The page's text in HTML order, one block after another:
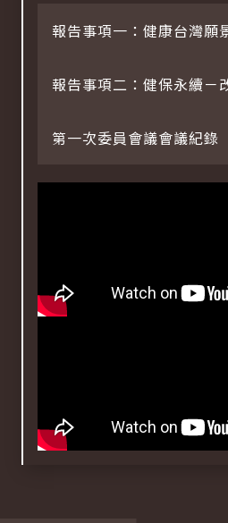
報告事項一：健康台灣願
報告事項二：健保永續－
第一次委員會議會議紀錄